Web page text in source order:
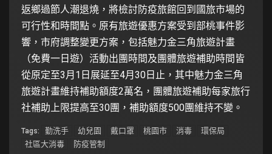
返鄉過節人潮退燒，將檢討防疫旅館回到國旅市場的
可行性和時間點。原有旅遊優惠方案受到部桃事件影
響，市府調整變更方案，包括魅力金三角旅遊計畫
（免費一日遊）活動出團時間及團體旅遊補助時間皆
從原定至3月1日展延至4月30日止，其中魅力金三角
旅遊計畫維持補助額度2萬名，團體旅遊補助每家旅行
社補助上限提高至30團，補助額度500團維持不變。
Tags: 勤洗手 幼兒園 戴口罩 桃園市 消毒
環保局
社區大消毒
防疫管制